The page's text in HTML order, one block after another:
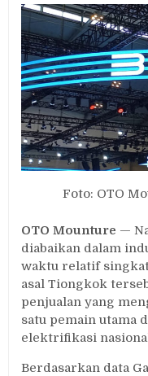
Foto: OTO
OTO Mounture —
diabaikan dalam
waktu relatif
asal Tiongkok
penjualan yang
satu pemain utama
elektrifikasi
Berdasarkan data